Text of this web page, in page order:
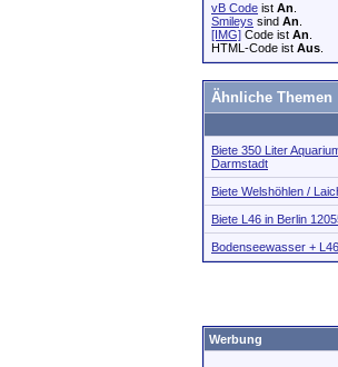
vB Code ist An
Smileys sind An
[IMG] Code ist An
HTML-Code ist Aus
Ähnliche Themen
Biete 350 Liter
Darmstadt
Biete Welshöhlen /
Biete L46 in Berlin
Bodenseewasser + L46
Werbung